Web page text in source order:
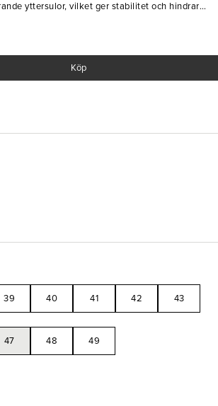
yttersulor, vilket ger stabilitet och hindrar
under de längsta arbetsdagarna. Inläggssulan
Köp
39 40 41 42 43
47 48 49